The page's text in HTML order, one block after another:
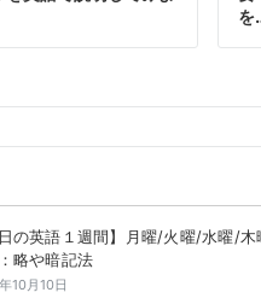
日の英語１週間】月曜/火曜/水曜/
略や暗記法
10月10日